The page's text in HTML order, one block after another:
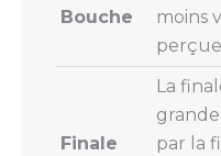
Bouche
moins
Finale
La
par la